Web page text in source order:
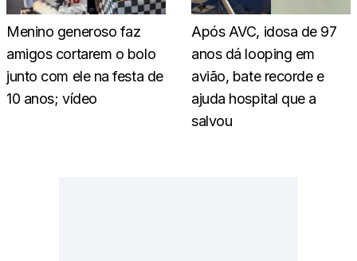
Menino generoso faz
amigos cortarem o bolo
junto com ele na festa de
10 anos; vídeo
Após AVC, idosa de 97
anos dá looping em
avião, bate recorde e
ajuda hospital que a
salvou